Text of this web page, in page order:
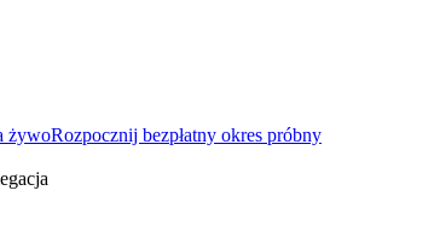
żywoRozpocznij bezpłatny okres próbny